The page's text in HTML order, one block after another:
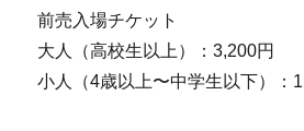
前売入場チケット
大人（高校生以上）：3,200円
小人（4歳以上〜中学生以下）：